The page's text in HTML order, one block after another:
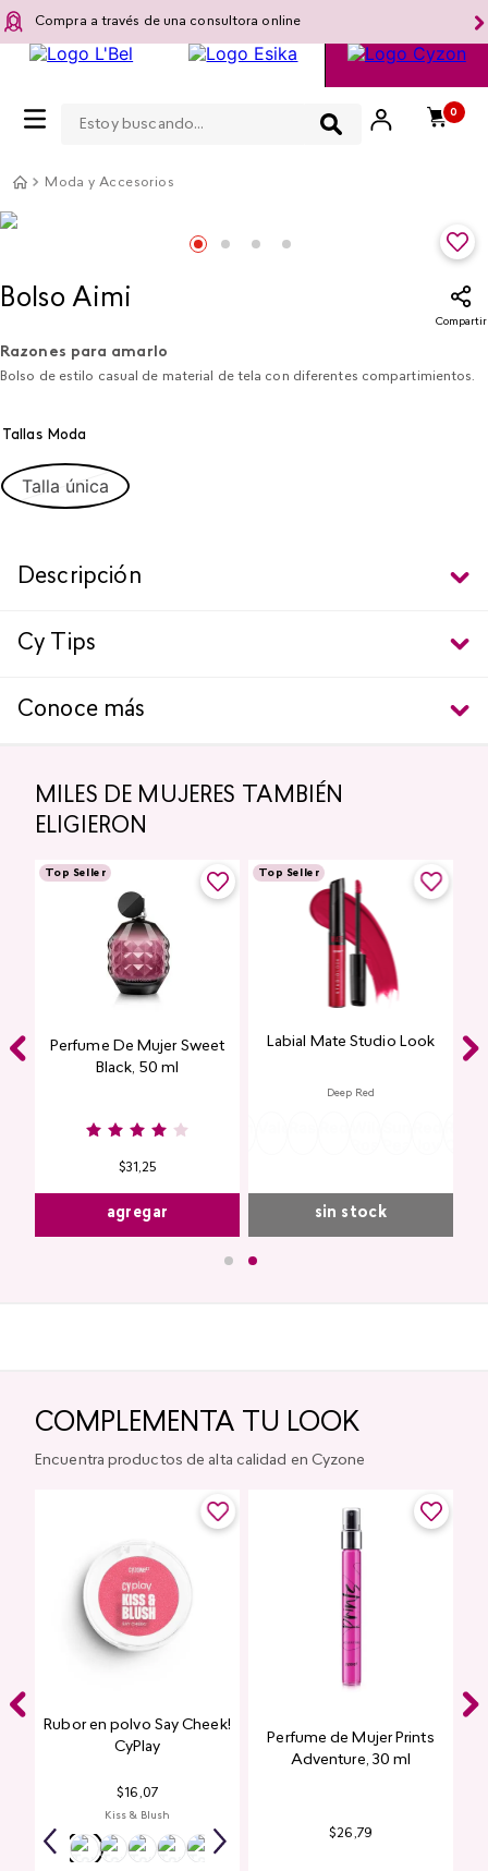
Compra a través de una consultora online
0
Moda y Accesorios
Bolso Aimi
Compartir
Razones para amarlo
Bolso de estilo casual de material de tela con diferentes compartimientos.
Tallas Moda
Talla única
Descripción
Cy Tips
Conoce más
MILES DE MUJERES TAMBIÉN
ELIGIERON
Top Seller
Perfume De Mujer Sweet
Black, 50 ml
$31,25
agregar
Top Seller
Labial Mate Studio Look
Deep Red
Burgundy
RosePink
sin stock
COMPLEMENTA TU LOOK
Encuentra productos de alta calidad en Cyzone
Rubor en polvo Say Cheek!
CyPlay
$16,07
Kiss & Blush
Perfume de Mujer Prints
Adventure, 30 ml
$26,79